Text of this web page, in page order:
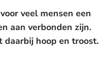
veel mensen een
aan verbonden zijn.
hoop en troost.